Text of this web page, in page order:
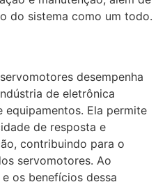
do sistema como um todo.
desempenha
de eletrônica
equipamentos. Ela permite
de resposta e
contribuindo para o
servomotores. Ao
os benefícios dessa